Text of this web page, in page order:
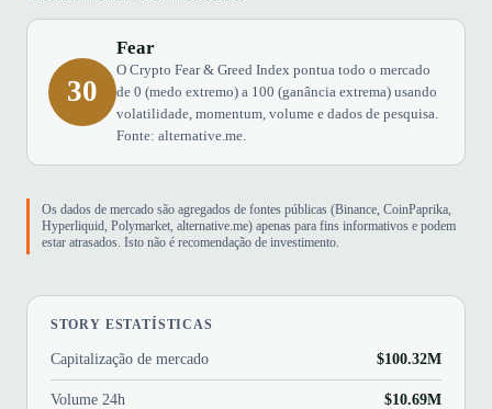
30
Fear
O Crypto Fear & Greed Index pontua todo o mercado
de 0 (medo extremo) a 100 (ganância extrema) usando
volatilidade, momentum, volume e dados de pesquisa.
Fonte: alternative.me.
Os dados de mercado são agregados de fontes públicas (Binance, CoinPaprika,
Hyperliquid, Polymarket, alternative.me) apenas para fins informativos e podem
estar atrasados. Isto não é recomendação de investimento.
STORY ESTATÍSTICAS
Capitalização de mercado $100.32M
Volume 24h $10.69M